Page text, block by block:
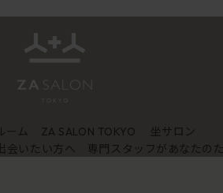
ーム ZA SALON TOKYO
坐サロン
会いたい方へ 専門スタッフがあなたの